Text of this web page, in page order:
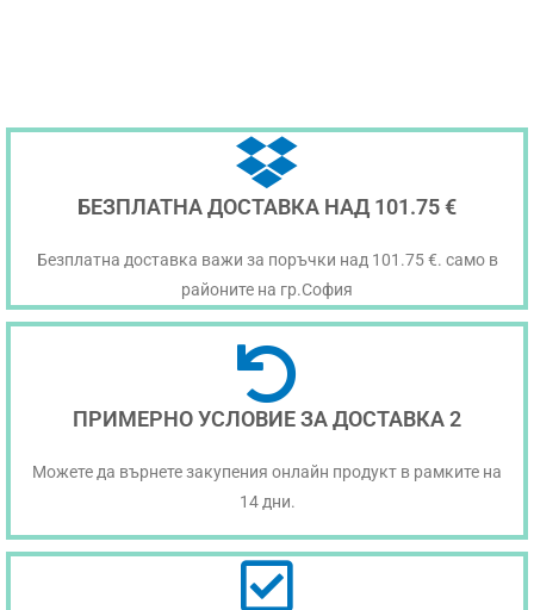
БЕЗПЛАТНА ДОСТАВКА НАД 101.75 €
Безплатна доставка важи за поръчки над 101.75 €. само в
районите на гр.София
ПРИМЕРНО УСЛОВИЕ ЗА ДОСТАВКА 2
Можете да върнете закупения онлайн продукт в рамките на
14 дни.